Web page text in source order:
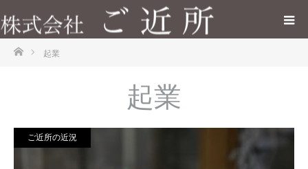
ホーム起業
起業
ご近所の近況